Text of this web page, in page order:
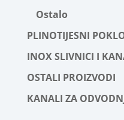
Ostalo
PLINOTIJESNI
INOX SLIVNICI I
OSTALI PROIZVODI
KANALI ZA